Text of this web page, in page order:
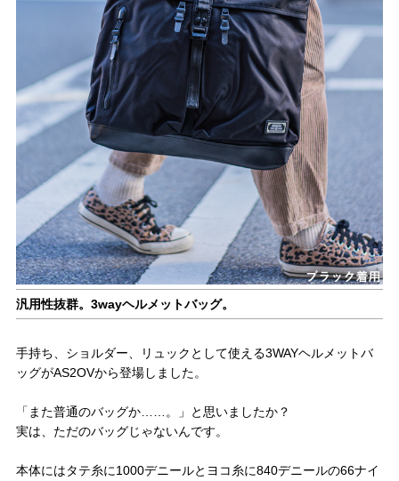
汎用性抜群。3wayヘルメットバッグ。
手持ち、ショルダー、リュックとして使える3WAYヘルメットバ
ッグがAS2OVから登場しました。
「また普通のバッグか……。」と思いましたか？
実は、ただのバッグじゃないんです。
本体にはタテ糸に1000デニールとヨコ糸に840デニールの66ナイ